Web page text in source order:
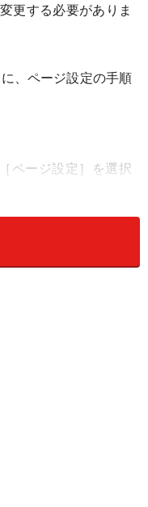
更する必要がありま
、ページ設定の手順
ページ設定］を選択